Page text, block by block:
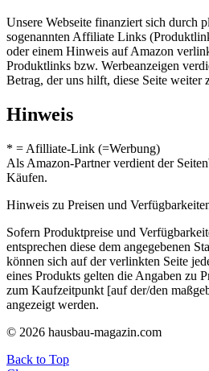
Unsere Webseite finanziert sich durch
sogenannten Affiliate Links
oder einem Hinweis auf Amazon
Produktlinks bzw. Werbeanzeigen
Betrag, der uns hilft, diese Seite weiter
Hinweis
* = Afilliate-Link (=Werbung)
Als Amazon-Partner verdient der
Käufen.
Hinweis zu Preisen und
Sofern Produktpreise und
entsprechen diese dem angegebenen
können sich auf der verlinkten Seite
eines Produkts gelten die Angaben zu
zum Kaufzeitpunkt [auf der/den
angezeigt werden.
© 2026 hausbau-magazin.com
Back to Top